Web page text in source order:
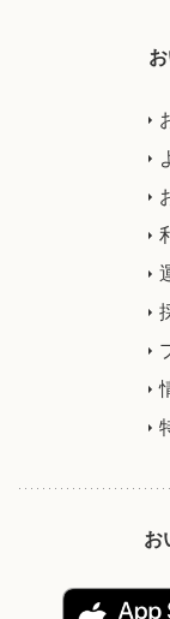
お